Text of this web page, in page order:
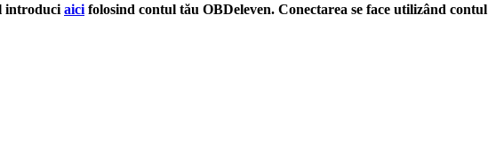
introduci aici folosind contul tău OBDeleven. Conectarea se face utilizând contul